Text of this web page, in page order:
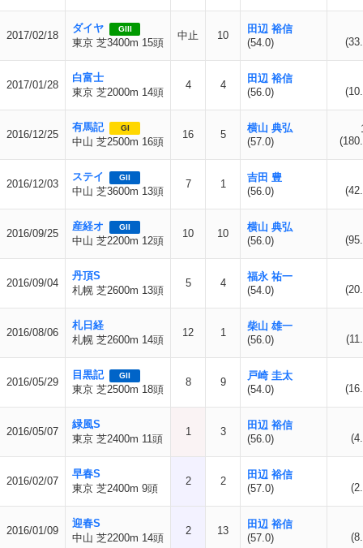
2017/02/18
ダイヤ GIII
東京 芝3400m 15頭
中止 10
田辺 裕信
(54.0)
2017/01/28
白富士
東京 芝2000m 14頭
4 4
田辺 裕信
(56.0)
2016/12/25
有馬記 GI
中山 芝2500m 16頭
16 5
横山 典弘
(57.0)
2016/12/03
ステイ GII
中山 芝3600m 13頭
7 1
吉田 豊
(56.0)
2016/09/25
産経オ GII
中山 芝2200m 12頭
10 10
横山 典弘
(56.0)
2016/09/04
丹頂S
札幌 芝2600m 13頭
5 4
福永 祐一
(54.0)
2016/08/06
札日経
札幌 芝2600m 14頭
12 1
柴山 雄一
(56.0)
2016/05/29
目黒記 GII
東京 芝2500m 18頭
8 9
戸崎 圭太
(54.0)
2016/05/07
緑風S
東京 芝2400m 11頭
1 3
田辺 裕信
(56.0)
2016/02/07
早春S
東京 芝2400m 9頭
2 2
田辺 裕信
(57.0)
2016/01/09
迎春S
中山 芝2200m 14頭
2 13
田辺 裕信
(57.0)